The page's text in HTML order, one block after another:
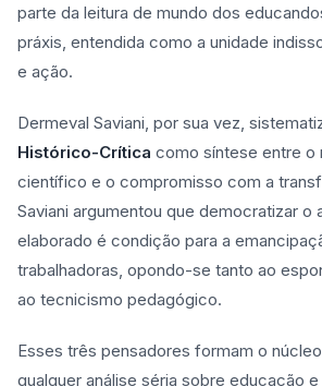
parte da leitura de mundo dos
práxis, entendida como a unidade
e ação.
Dermeval Saviani, por sua vez,
Histórico-Crítica como síntese entre o
científico e o compromisso com a
Saviani argumentou que democratizar o
elaborado é condição para a
trabalhadoras, opondo-se tanto ao
ao tecnicismo pedagógico.
Esses três pensadores formam o
qualquer análise séria sobre educação